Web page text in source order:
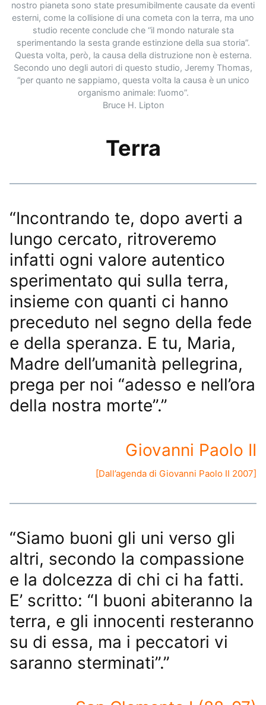
nostro pianeta sono state presumibilmente causate da eventi
esterni, come la collisione di una cometa con la terra, ma uno
studio recente conclude che “il mondo naturale sta
sperimentando la sesta grande estinzione della sua storia”.
Questa volta, però, la causa della distruzione non è esterna.
Secondo uno degli autori di questo studio, Jeremy Thomas,
“per quanto ne sappiamo, questa volta la causa è un unico
organismo animale: l’uomo”.
Bruce H. Lipton
Terra
“Incontrando te, dopo averti a
lungo cercato, ritroveremo
infatti ogni valore autentico
sperimentato qui sulla terra,
insieme con quanti ci hanno
preceduto nel segno della fede
e della speranza. E tu, Maria,
Madre dell’umanità pellegrina,
prega per noi “adesso e nell’ora
della nostra morte”.”
Giovanni Paolo II
[Dall’agenda di Giovanni Paolo II 2007]
“Siamo buoni gli uni verso gli
altri, secondo la compassione
e la dolcezza di chi ci ha fatti.
E’ scritto: “I buoni abiteranno la
terra, e gli innocenti resteranno
su di essa, ma i peccatori vi
saranno sterminati”.”